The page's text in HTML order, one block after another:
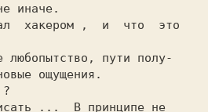
иначе.
хакером ,  и  что  это
любопытство, пути полу-
ощущения.
...  В принципе не